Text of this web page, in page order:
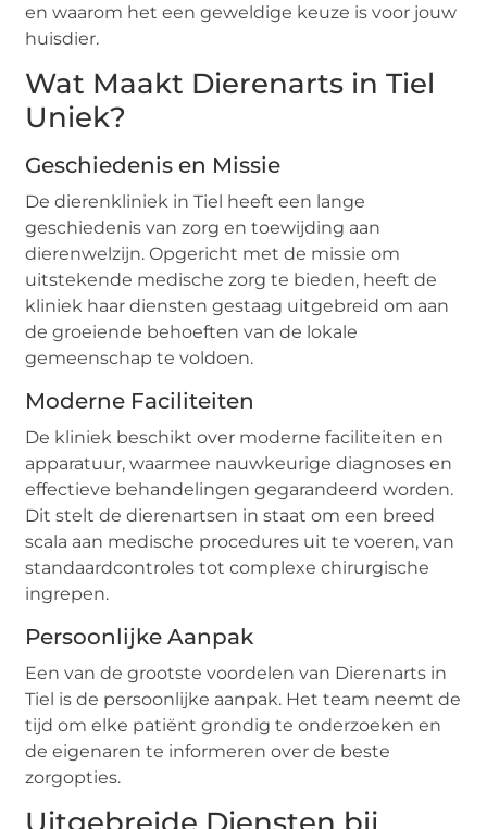
en waarom het een geweldige keuze is voor jouw
huisdier.
Wat Maakt Dierenarts in Tiel
Uniek?
Geschiedenis en Missie
De dierenkliniek in Tiel heeft een lange
geschiedenis van zorg en toewijding aan
dierenwelzijn. Opgericht met de missie om
uitstekende medische zorg te bieden, heeft de
kliniek haar diensten gestaag uitgebreid om aan
de groeiende behoeften van de lokale
gemeenschap te voldoen.
Moderne Faciliteiten
De kliniek beschikt over moderne faciliteiten en
apparatuur, waarmee nauwkeurige diagnoses en
effectieve behandelingen gegarandeerd worden.
Dit stelt de dierenartsen in staat om een breed
scala aan medische procedures uit te voeren, van
standaardcontroles tot complexe chirurgische
ingrepen.
Persoonlijke Aanpak
Een van de grootste voordelen van Dierenarts in
Tiel is de persoonlijke aanpak. Het team neemt de
tijd om elke patiënt grondig te onderzoeken en
de eigenaren te informeren over de beste
zorgopties.